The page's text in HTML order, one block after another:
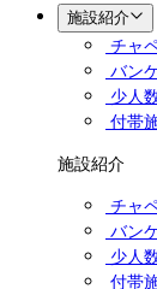
施設紹介
チャ
バン
少人
付帯
施設紹介
チャ
バン
少人
付帯